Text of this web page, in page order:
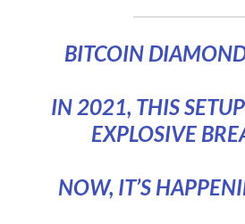
BITCOIN
IN 2021, THIS
EXPLOSIVE
NOW, IT’S